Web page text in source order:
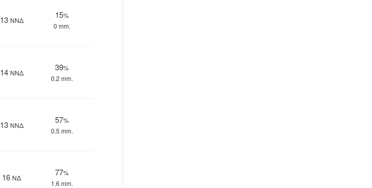
13 ΝΝΔ
15%
0 mm.
14 ΝΝΔ
39%
0.2 mm.
13 ΝΝΔ
57%
0.5 mm.
16 ΝΔ
77%
1.6 mm.